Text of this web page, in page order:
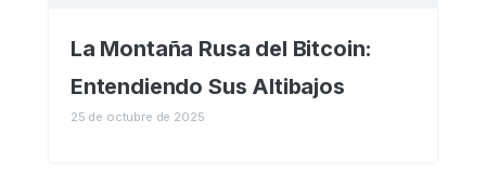
La Montaña Rusa del Bitcoin:
Entendiendo Sus Altibajos
25 de octubre de 2025